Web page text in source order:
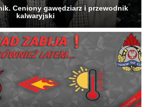
Ceniony gawędziarz i przewodnik
kalwaryjski